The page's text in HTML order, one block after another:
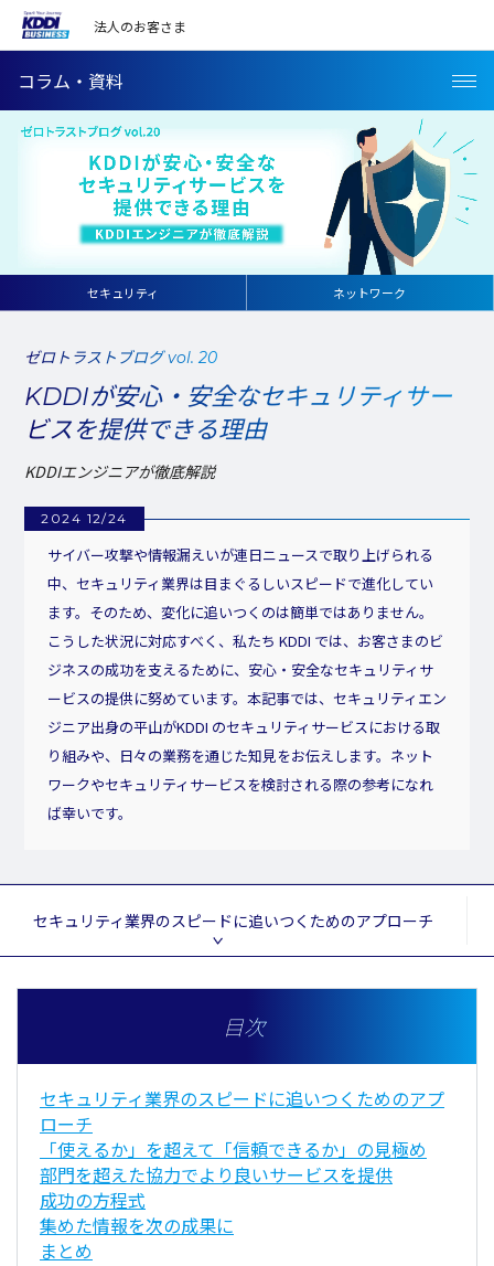
法人のお客さま
コラム・資料
セキュリティ ネットワーク
ゼロトラストブログ vol. 20
KDDIが安心・安全なセキュリティサー
ビスを提供できる理由
KDDIエンジニアが徹底解説
2024 12/24
サイバー攻撃や情報漏えいが連日ニュースで取り上げられる
中、セキュリティ業界は目まぐるしいスピードで進化してい
ます。そのため、変化に追いつくのは簡単ではありません。
こうした状況に対応すべく、私たち KDDI では、お客さまのビ
ジネスの成功を支えるために、安心・安全なセキュリティサ
ービスの提供に努めています。本記事では、セキュリティエン
ジニア出身の平山がKDDI のセキュリティサービスにおける取
り組みや、日々の業務を通じた知見をお伝えします。ネット
ワークやセキュリティサービスを検討される際の参考になれ
ば幸いです。
セキュリティ業界のスピードに追いつくためのアプローチ
目次
セキュリティ業界のスピードに追いつくためのアプ
ローチ
「使えるか」を超えて「信頼できるか」の見極め
部門を超えた協力でより良いサービスを提供
成功の方程式
集めた情報を次の成果に
まとめ